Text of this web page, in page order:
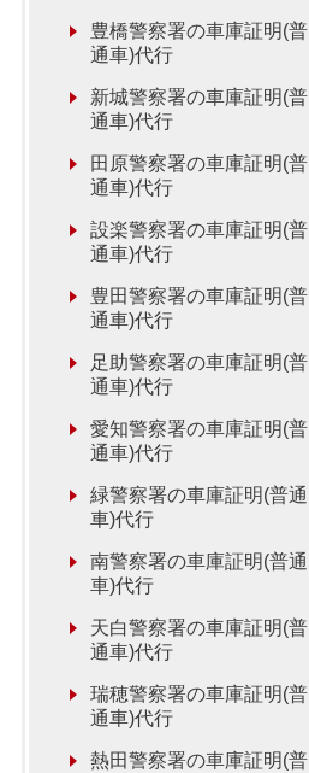
豊橋警察署の車庫証明(普
通車)代行
新城警察署の車庫証明(普
通車)代行
田原警察署の車庫証明(普
通車)代行
設楽警察署の車庫証明(普
通車)代行
豊田警察署の車庫証明(普
通車)代行
足助警察署の車庫証明(普
通車)代行
愛知警察署の車庫証明(普
通車)代行
緑警察署の車庫証明(普通
車)代行
南警察署の車庫証明(普通
車)代行
天白警察署の車庫証明(普
通車)代行
瑞穂警察署の車庫証明(普
通車)代行
熱田警察署の車庫証明(普